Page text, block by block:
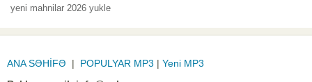
yeni mahnilar 2026 yukle
ANA SƏHİFƏ | POPULYAR MP3 | Yeni MP3